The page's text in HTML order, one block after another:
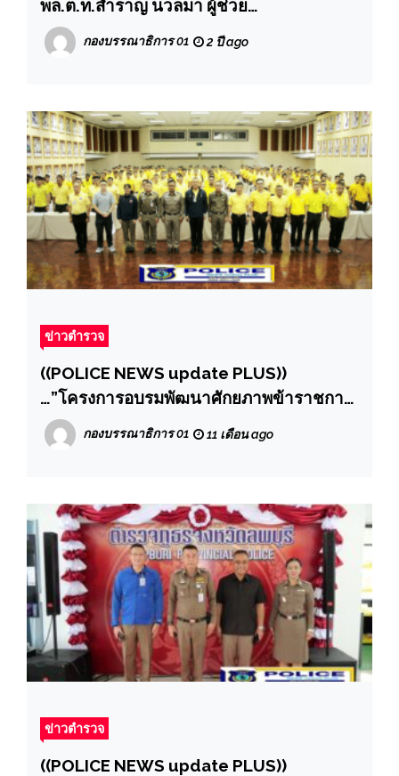
พล.ต.ท.สำราญ นวลมา ผู้ช่วย
ผบ.ตร.ประธานในพิธีปล่อยแถวระดมปฏิบัติ
การปิดล้อมตรวจค้นเครือข่ายยาเสพติดราย
กองบรรณาธิการ 01 2 ปี ago
ข่าวตำรวจ
((POLICE NEWS update PLUS))
…”โครงการอบรมพัฒนาศักยภาพข้าราชการ
ตำรวจ เพื่อปราบปรามคนร้ายข้ามชาติ และ
เข้าเมืองโดยผิดกฎหมาย ตำรวจภูธรภาค 1
กองบรรณาธิการ 01 11 เดือน ago
ข่าวตำรวจ
((POLICE NEWS update PLUS))